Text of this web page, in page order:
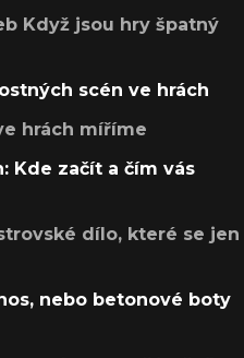
Když jsou hry špatný
scén ve hrách
hrách míříme
Kde začít a čím vás
dílo, které se jen
nebo betonové boty